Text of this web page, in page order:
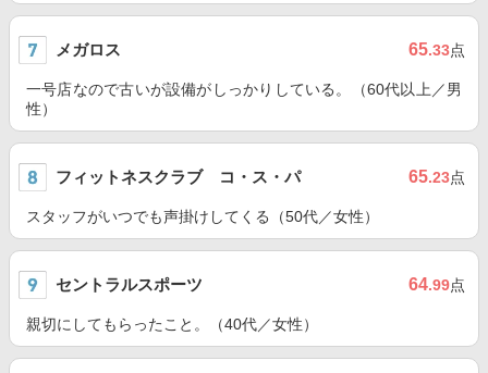
メガロス 65.33点
一号店なので古いが設備がしっかりしている。（60代以上／男
性）
フィットネスクラブ コ・ス・パ 65.23点
スタッフがいつでも声掛けしてくる（50代／女性）
セントラルスポーツ 64.99点
親切にしてもらったこと。（40代／女性）